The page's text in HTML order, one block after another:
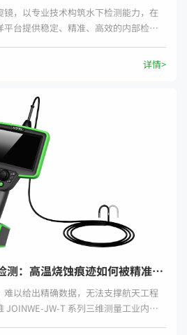
，以专业技术构筑水下检测能力，在
台提供稳定、精准、高效的内部检测
详情>
航天火箭发动机喷管检测：高温烧蚀痕迹如何被精准量化？
以给出精确数据，无法支撑航天工程
系列三维测量工业内窥